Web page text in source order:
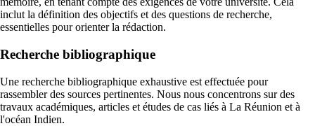
inclut la définition des objectifs et des questions de recherche,
essentielles pour orienter la rédaction.
Recherche bibliographique
Une recherche bibliographique exhaustive est effectuée pour
rassembler des sources pertinentes. Nous nous concentrons sur des
travaux académiques, articles et études de cas liés à La Réunion et à
l'océan Indien.